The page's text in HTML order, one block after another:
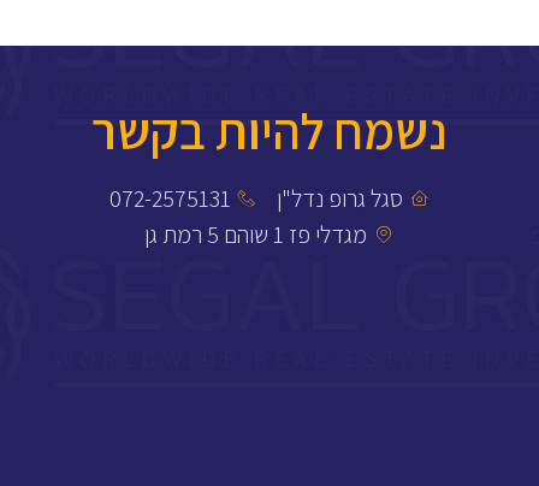
נשמח להיות בקשר
סגל גרופ נדל"ן
072-2575131
מגדלי פז 1 שוהם 5 רמת גן